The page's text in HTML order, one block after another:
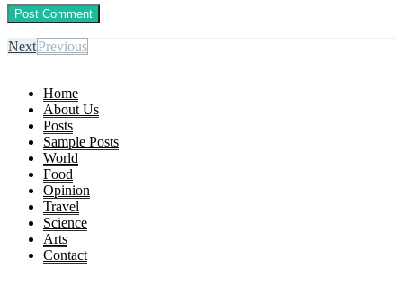
NextPrevious
Home
About Us
Posts
Sample Posts
World
Food
Opinion
Travel
Science
Arts
Contact